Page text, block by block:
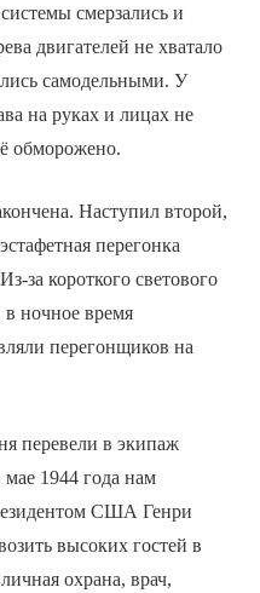
смерзались и
двигателей не хватало
самодельными. У
на руках и лицах не
обморожено.
Наступил второй,
перегонка
за короткого светового
в ночное время
перегонщиков на
перевели в экипаж
1944 года нам
США Генри
высоких гостей в
охрана, врач,